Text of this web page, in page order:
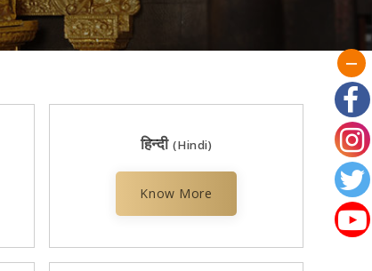
हिन्दी (Hindi)
Know More